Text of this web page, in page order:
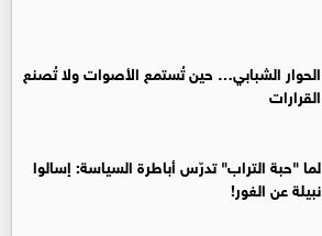
الحوار الشبابي… حين تُستمع الأصوات ولا تُصنع
القرارات
لما "حبة التراب" تدرّس أباطرة السياسة: إسالوا
نبيلة عن الغور!